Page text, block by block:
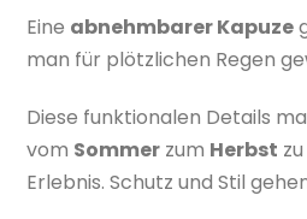
Eine abnehmbarer Kapuze
man für plötzlichen Regen
Diese funktionalen Details
vom Sommer zum Herbst
Erlebnis. Schutz und Stil